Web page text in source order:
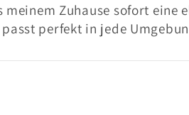
meinem Zuhause sofort
perfekt in jede